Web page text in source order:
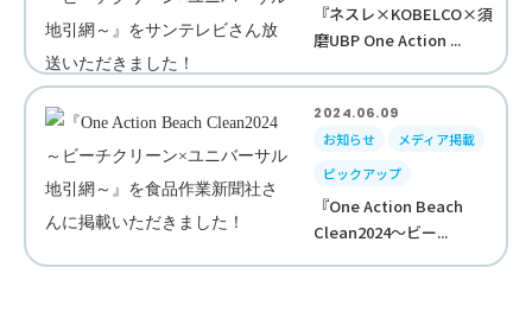
『ネスレ×KOBELCO×須
磨UBP One Action ...
2024.06.09
お知らせ
メディア掲載
ピックアップ
『One Action Beach
Clean2024～ビー...